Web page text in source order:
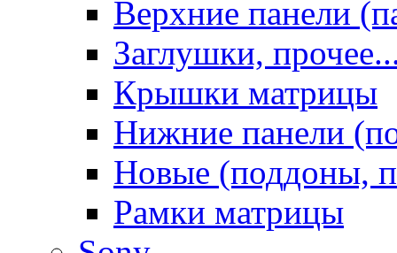
Верхние панели
Заглушки,
Крышки матрицы
Нижние панели
Новые (поддоны,
Рамки матрицы